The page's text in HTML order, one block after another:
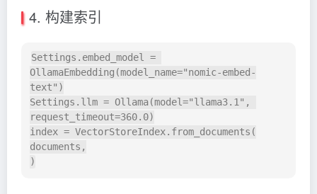
4. 构建索引
Settings.embed_model =
OllamaEmbedding(model_name="nomic-embed-
text")
Settings.llm = Ollama(model="llama3.1",
request_timeout=360.0)
index = VectorStoreIndex.from_documents(
documents,